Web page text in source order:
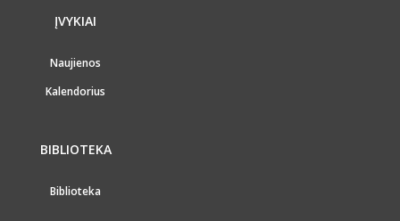
ĮVYKIAI
Naujienos
Kalendorius
BIBLIOTEKA
Biblioteka